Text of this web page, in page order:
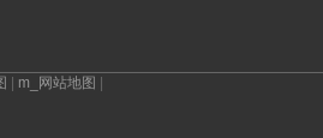
m_网站地图